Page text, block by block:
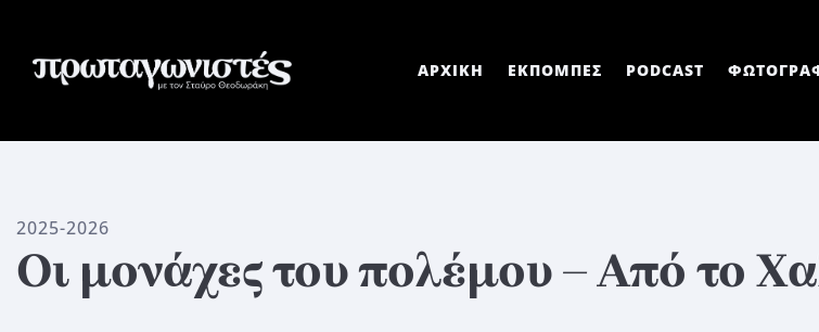
ΑΡΧΙΚΗ ΕΚΠΟΜΠΕΣ PODCAST
2025-2026
Οι μονάχες του πολέμου – Από το